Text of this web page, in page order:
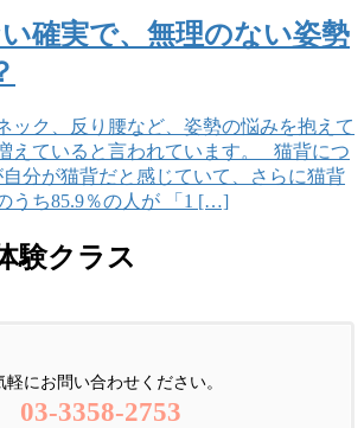
確実で、無理のない姿勢
ック、反り腰など、姿勢の悩みを抱えて
えていると言われています。 猫背につ
分が猫背だと感じていて、さらに猫背
うち85.9％の人が 「1 […]
験クラス
軽にお問い合わせください。
03-3358-2753